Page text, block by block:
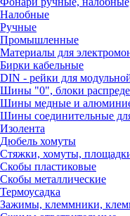
Налобные
Ручные
Промышленные
Материалы для
Бирки кабельные
DIN - рейки для
Шины "0", блоки
Шины медные и
Шины соединительные
Изолента
Дюбель хомуты
Стяжки, хомуты,
Скобы пластиковые
Скобы металлические
Термоусадка
Зажимы, клеммники,